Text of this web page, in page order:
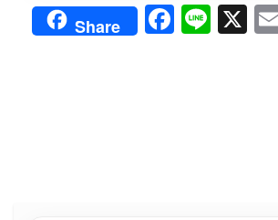
Share F Li X